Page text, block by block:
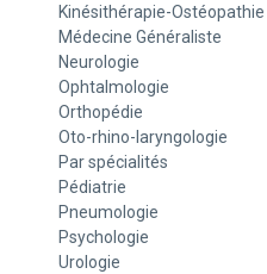
Kinésithérapie-Ostéopathie
Médecine Généraliste
Neurologie
Ophtalmologie
Orthopédie
Oto-rhino-laryngologie
Par spécialités
Pédiatrie
Pneumologie
Psychologie
Urologie